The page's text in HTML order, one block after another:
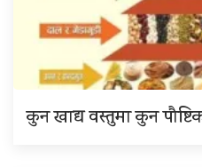
कुन खाद्य वस्तुमा कुन